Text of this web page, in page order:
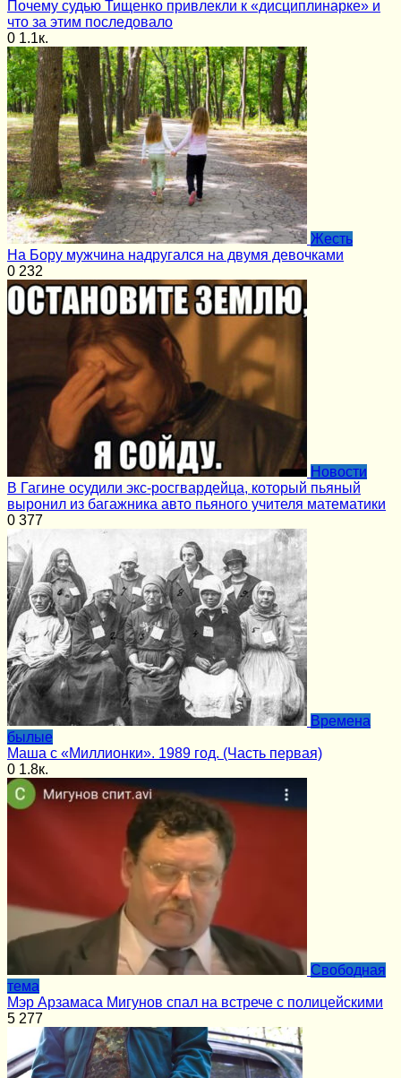
Почему судью Тищенко привлекли к «дисциплинарке» и
что за этим последовало
0 1.1к.
Жесть
На Бору мужчина надругался на двумя девочками
0 232
Новости
В Гагине осудили экс-росгвардейца, который пьяный
выронил из багажника авто пьяного учителя математики
0 377
Времена
былые
Маша с «Миллионки». 1989 год. (Часть первая)
0 1.8к.
Cвободная
тема
Мэр Арзамаса Мигунов спал на встрече с полицейскими
5 277